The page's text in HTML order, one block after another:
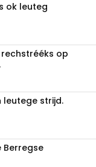
ok leuteg
op
leutege strijd.
Berregse